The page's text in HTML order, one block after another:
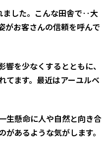
ました。こんな田舎で‥大
がお客さんの信頼を呼んで
を少なくするとともに、
てます。最近はアーユルベ
生懸命に人や自然と向き合
あるような気がします。